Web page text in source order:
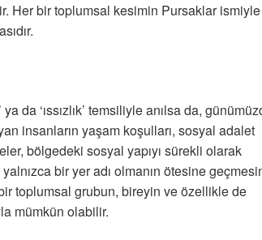
Her bir toplumsal kesimin Pursaklar ismiyle
da ‘ıssızlık’ temsiliyle anılsa da,
insanların yaşam koşulları, sosyal adalet
bölgedeki sosyal yapıyı sürekli olarak
bir yer adı olmanın ötesine
toplumsal grubun, bireyin ve özellikle de
mümkün olabilir.